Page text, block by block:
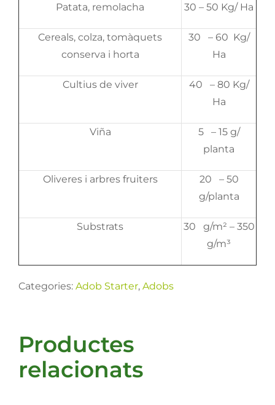
Patata, remolacha 30 – 50 Kg/ Ha
Cereals, colza, tomàquets
conserva i horta
30 – 60 Kg/
Ha
Cultius de viver
40 – 80 Kg/
Ha
Viña
5 – 15 g/
planta
Oliveres i arbres fruiters
20 – 50
g/planta
Substrats
30 g/m² – 350
g/m³
Categories: Adob Starter, Adobs
Productes
relacionats